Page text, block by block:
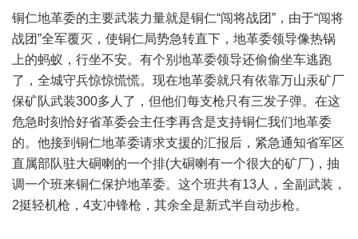
铜仁地革委的主要武装力量就是铜仁“闯将战团”，由于“闯将
战团”全军覆灭，使铜仁局势急转直下，地革委领导像热锅
上的蚂蚁，行坐不安。有个别地革委领导还偷偷坐车逃跑
了，全城守兵惊惊慌慌。现在地革委就只有依靠万山汞矿厂
保矿队武装300多人了，但他们每支枪只有三发子弹。在这
危急时刻恰好省革委会主任李再含是支持铜仁我们地革委
的。他接到铜仁地革委请求支援的汇报后，紧急通知省军区
直属部队驻大硐喇的一个排(大硐喇有一个很大的矿厂)，抽
调一个班来铜仁保护地革委。这个班共有13人，全副武装，
2挺轻机枪，4支冲锋枪，其余全是新式半自动步枪。